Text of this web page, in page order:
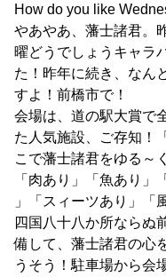
How do you like
やあやあ、藩士諸君。
曜どうでしょうキャラ
た！昨年に続き、なん
すよ！前橋市で！
会場は、道の駅大賞で
た人気施設、ご存知！
こで藩士諸君をゆる～
「肉あり」「魚あり」
」「スィーツあり」「
四国八十八か所ならぬ
備して、藩士諸君の心
うそう！駐車場から会